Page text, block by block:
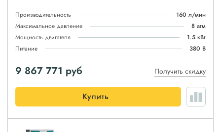
Производительность
160 л/мин
Максимальное давление
8 атм
Мощность двигателя
1.5 кВт
Питание
380 В
9 867 771 руб Получить скидку
Купить